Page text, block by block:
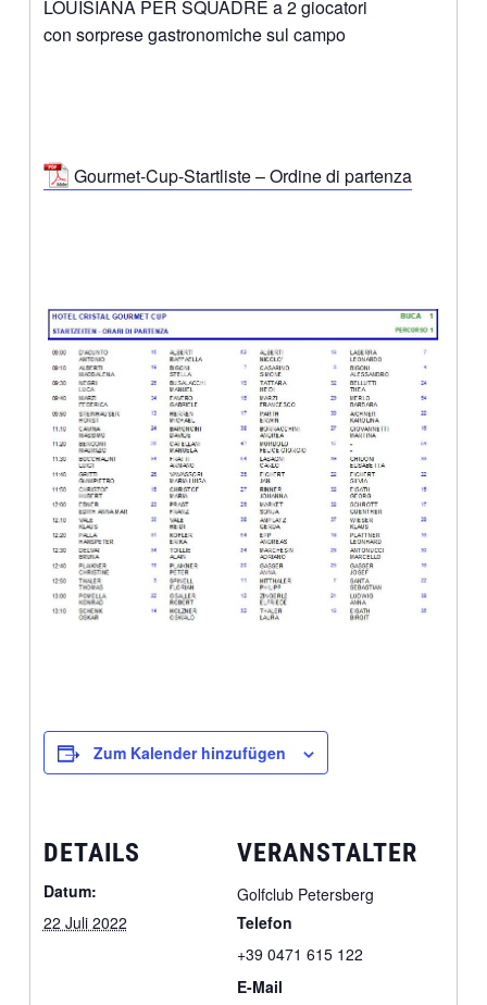
LOUISIANA PER SQUADRE a 2 giocatori
con sorprese gastronomiche sul campo
Gourmet-Cup-Startliste – Ordine di partenza
Zum Kalender hinzufügen
DETAILS
Datum:
22 Juli 2022
VERANSTALTER
Golfclub Petersberg
Telefon
+39 0471 615 122
E-Mail